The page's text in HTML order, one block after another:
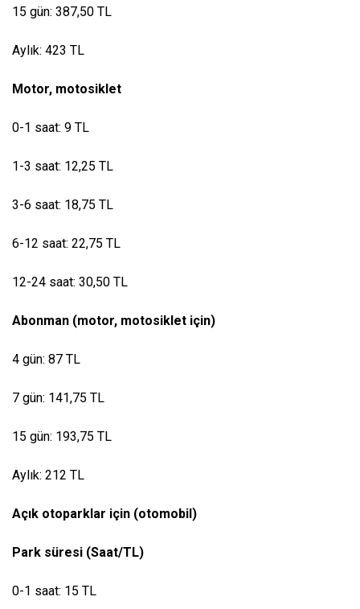
15 gün: 387,50 TL
Aylık: 423 TL
Motor, motosiklet
0-1 saat: 9 TL
1-3 saat: 12,25 TL
3-6 saat: 18,75 TL
6-12 saat: 22,75 TL
12-24 saat: 30,50 TL
Abonman (motor, motosiklet için)
4 gün: 87 TL
7 gün: 141,75 TL
15 gün: 193,75 TL
Aylık: 212 TL
Açık otoparklar için (otomobil)
Park süresi (Saat/TL)
0-1 saat: 15 TL